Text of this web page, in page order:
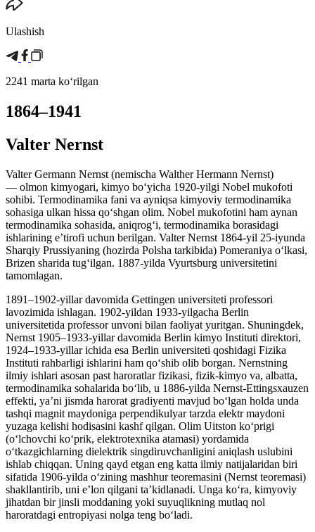
Ulashish
2241 marta koʻrilgan
1864–1941
Valter Nernst
Valter Germann Nernst (nemischa Walther Hermann Nernst)
— olmon kimyogari, kimyo boʻyicha 1920-yilgi Nobel mukofoti
sohibi. Termodinamika fani va ayniqsa kimyoviy termodinamika
sohasiga ulkan hissa qoʻshgan olim. Nobel mukofotini ham aynan
termodinamika sohasida, aniqrogʻi, termodinamika borasidagi
ishlarining eʼtirofi uchun berilgan. Valter Nernst 1864-yil 25-iyunda
Sharqiy Prussiyaning (hozirda Polsha tarkibida) Pomeraniya oʻlkasi,
Brizen sharida tugʻilgan. 1887-yilda Vyurtsburg universitetini
tamomlagan.
1891–1902-yillar davomida Gettingen universiteti professori
lavozimida ishlagan. 1902-yildan 1933-yilgacha Berlin
universitetida professor unvoni bilan faoliyat yuritgan. Shuningdek,
Nernst 1905–1933-yillar davomida Berlin kimyo Instituti direktori,
1924–1933-yillar ichida esa Berlin universiteti qoshidagi Fizika
Instituti rahbarligi ishlarini ham qoʻshib olib borgan. Nernstning
ilmiy ishlari asosan past haroratlar fizikasi, fizik-kimyo va, albatta,
termodinamika sohalarida boʻlib, u 1886-yilda Nernst-Ettingsxauzen
effekti, yaʼni jismda harorat gradiyenti mavjud boʻlgan holda unda
tashqi magnit maydoniga perpendikulyar tarzda elektr maydoni
yuzaga kelishi hodisasini kashf qilgan. Olim Uitston koʻprigi
(oʻlchovchi koʻprik, elektrotexnika atamasi) yordamida
oʻtkazgichlarning dielektrik singdiruvchanligini aniqlash uslubini
ishlab chiqqan. Uning qayd etgan eng katta ilmiy natijalaridan biri
sifatida 1906-yilda oʻzining mashhur teoremasini (Nernst teoremasi)
shakllantirib, uni eʼlon qilgani taʼkidlanadi. Unga koʻra, kimyoviy
jihatdan bir jinsli moddaning yoki suyuqlikning mutlaq nol
haroratdagi entropiyasi nolga teng boʻladi.